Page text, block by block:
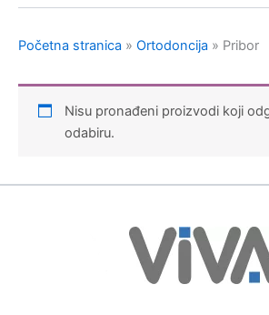
Početna stranica » Ortodoncija » Pribor
Nisu pronađeni proizvodi koji
odabiru.